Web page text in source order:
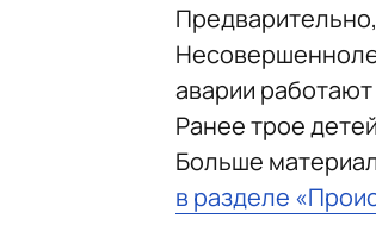
аварии
Ранее трое детей
Больше
в разделе